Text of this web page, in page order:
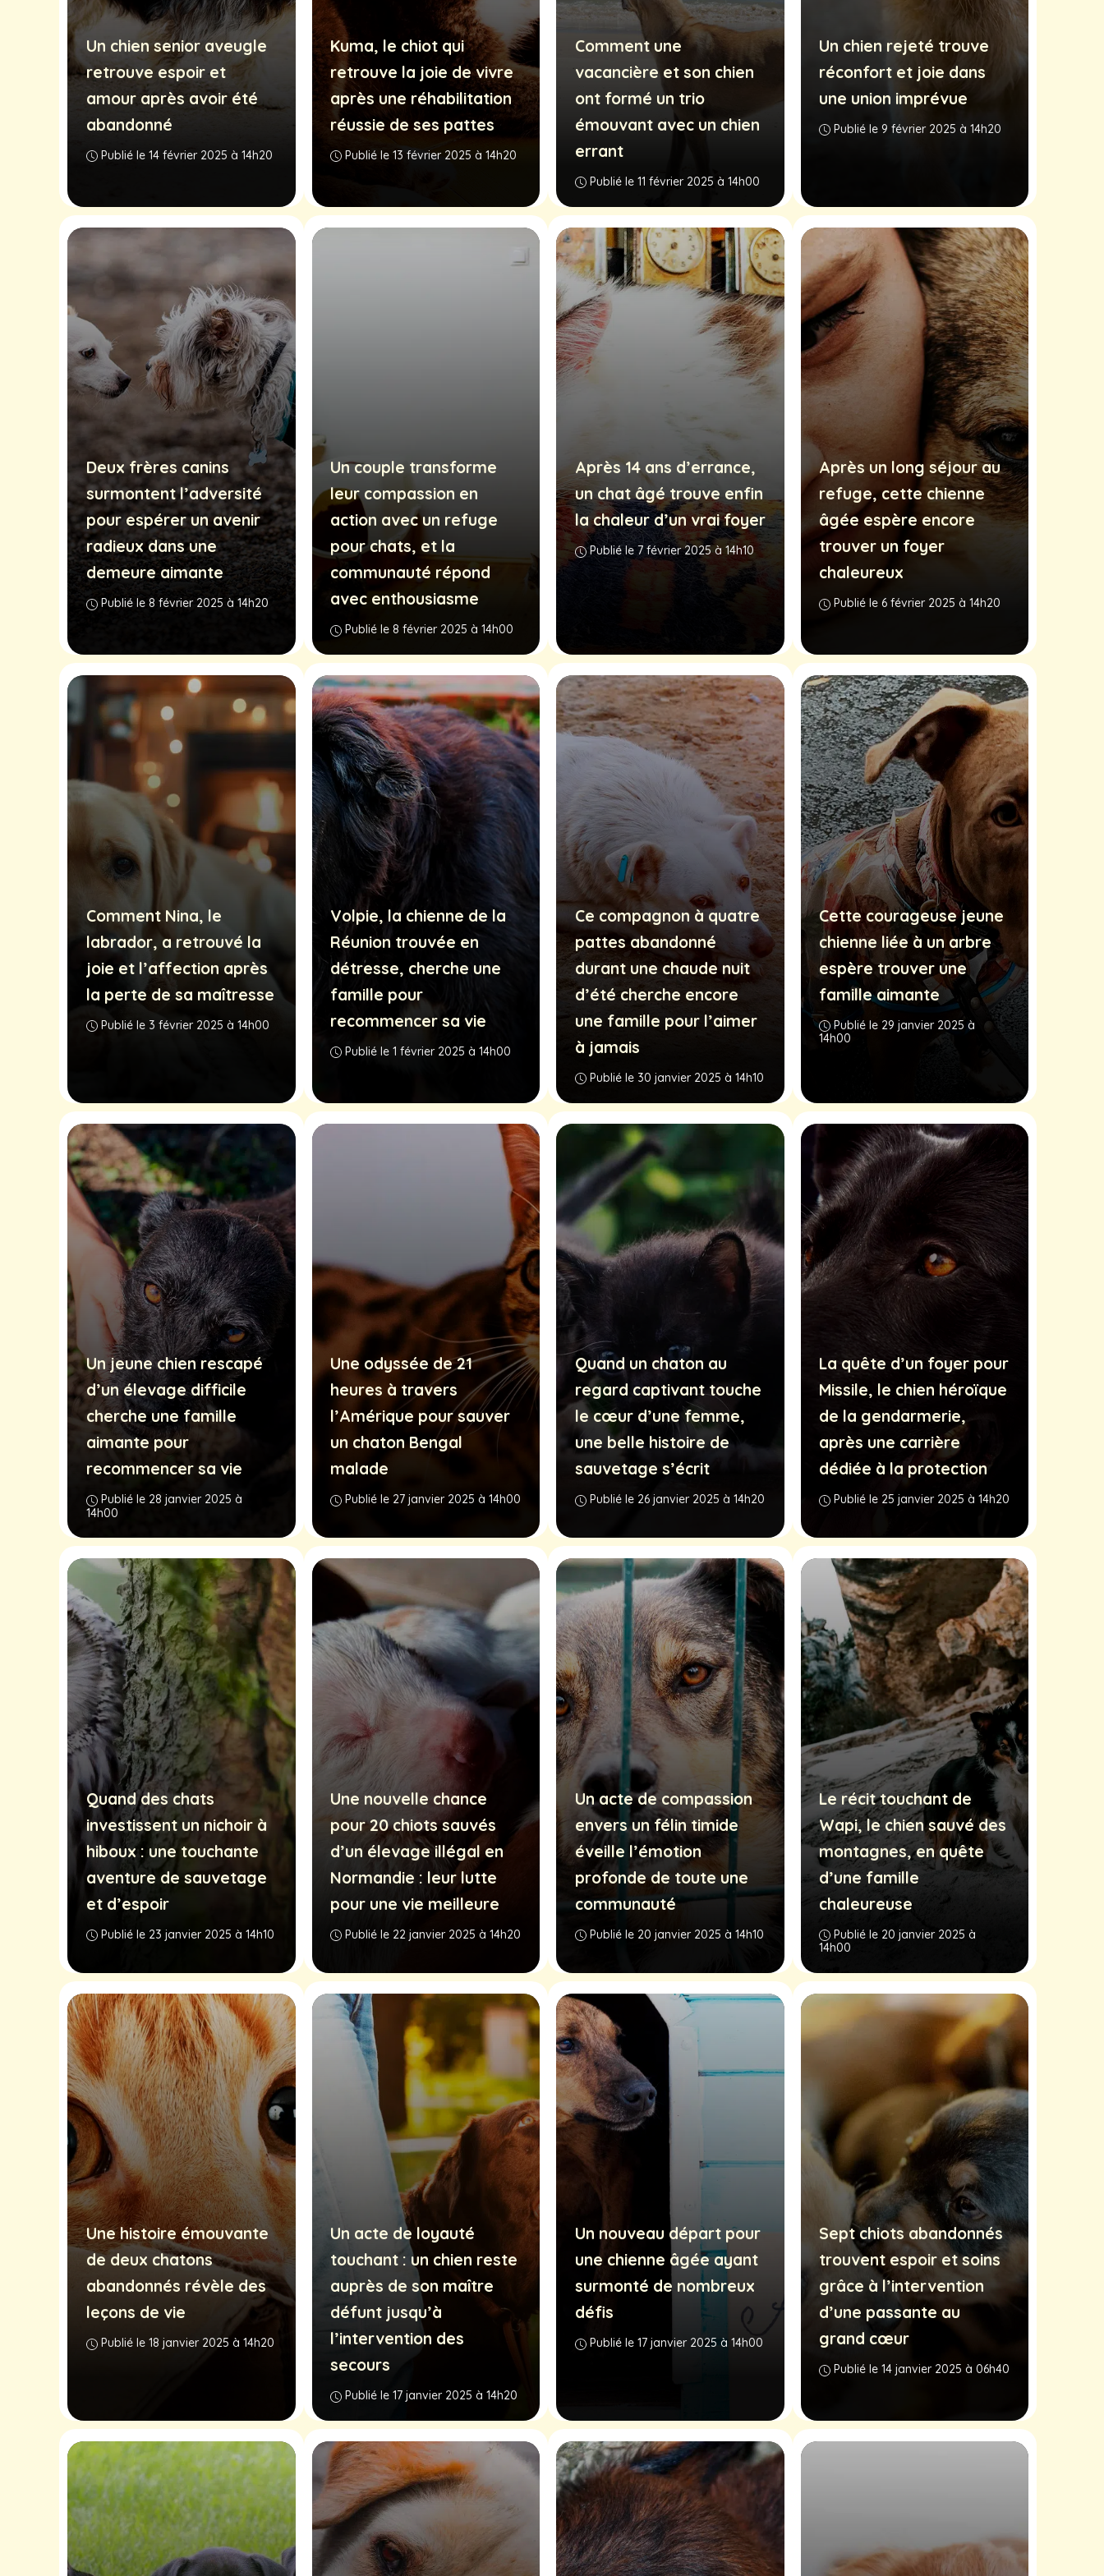
Un chien senior aveugle
retrouve espoir et
amour après avoir été
abandonné
Publié le 14 février 2025 à 14h20
Kuma, le chiot qui
retrouve la joie de vivre
après une réhabilitation
réussie de ses pattes
Publié le 13 février 2025 à 14h20
Comment une
vacancière et son chien
ont formé un trio
émouvant avec un chien
errant
Publié le 11 février 2025 à 14h00
Un chien rejeté trouve
réconfort et joie dans
une union imprévue
Publié le 9 février 2025 à 14h20
Deux frères canins
surmontent l’adversité
pour espérer un avenir
radieux dans une
demeure aimante
Publié le 8 février 2025 à 14h20
Un couple transforme
leur compassion en
action avec un refuge
pour chats, et la
communauté répond
avec enthousiasme
Publié le 8 février 2025 à 14h00
Après 14 ans d’errance,
un chat âgé trouve enfin
la chaleur d’un vrai foyer
Publié le 7 février 2025 à 14h10
Après un long séjour au
refuge, cette chienne
âgée espère encore
trouver un foyer
chaleureux
Publié le 6 février 2025 à 14h20
Comment Nina, le
labrador, a retrouvé la
joie et l’affection après
la perte de sa maîtresse
Publié le 3 février 2025 à 14h00
Volpie, la chienne de la
Réunion trouvée en
détresse, cherche une
famille pour
recommencer sa vie
Publié le 1 février 2025 à 14h00
Ce compagnon à quatre
pattes abandonné
durant une chaude nuit
d’été cherche encore
une famille pour l’aimer
à jamais
Publié le 30 janvier 2025 à 14h10
Cette courageuse jeune
chienne liée à un arbre
espère trouver une
famille aimante
Publié le 29 janvier 2025 à
14h00
Un jeune chien rescapé
d’un élevage difficile
cherche une famille
aimante pour
recommencer sa vie
Publié le 28 janvier 2025 à
14h00
Une odyssée de 21
heures à travers
l’Amérique pour sauver
un chaton Bengal
malade
Publié le 27 janvier 2025 à 14h00
Quand un chaton au
regard captivant touche
le cœur d’une femme,
une belle histoire de
sauvetage s’écrit
Publié le 26 janvier 2025 à 14h20
La quête d’un foyer pour
Missile, le chien héroïque
de la gendarmerie,
après une carrière
dédiée à la protection
Publié le 25 janvier 2025 à 14h20
Quand des chats
investissent un nichoir à
hiboux : une touchante
aventure de sauvetage
et d’espoir
Publié le 23 janvier 2025 à 14h10
Une nouvelle chance
pour 20 chiots sauvés
d’un élevage illégal en
Normandie : leur lutte
pour une vie meilleure
Publié le 22 janvier 2025 à 14h20
Un acte de compassion
envers un félin timide
éveille l’émotion
profonde de toute une
communauté
Publié le 20 janvier 2025 à 14h10
Le récit touchant de
Wapi, le chien sauvé des
montagnes, en quête
d’une famille
chaleureuse
Publié le 20 janvier 2025 à
14h00
Une histoire émouvante
de deux chatons
abandonnés révèle des
leçons de vie
Publié le 18 janvier 2025 à 14h20
Un acte de loyauté
touchant : un chien reste
auprès de son maître
défunt jusqu’à
l’intervention des
secours
Publié le 17 janvier 2025 à 14h20
Un nouveau départ pour
une chienne âgée ayant
surmonté de nombreux
défis
Publié le 17 janvier 2025 à 14h00
Sept chiots abandonnés
trouvent espoir et soins
grâce à l’intervention
d’une passante au
grand cœur
Publié le 14 janvier 2025 à 06h40